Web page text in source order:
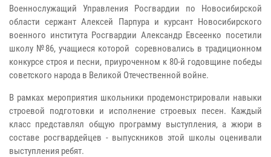
Военнослужащий Управления Росгвардии по Новосибирской
области сержант Алексей Парпура и курсант Новосибирского
военного института Росгвардии Александр Евсеенко посетили
школу №86, учащиеся которой соревновались в традиционном
конкурсе строя и песни, приуроченном к 80-й годовщине победы
советского народа в Великой Отечественной войне.
В рамках мероприятия школьники продемонстрировали навыки
строевой подготовки и исполнение строевых песен. Каждый
класс представлял общую программу выступления, а жюри в
составе росгвардейцев - выпускников этой школы оценивали
выступления ребят.